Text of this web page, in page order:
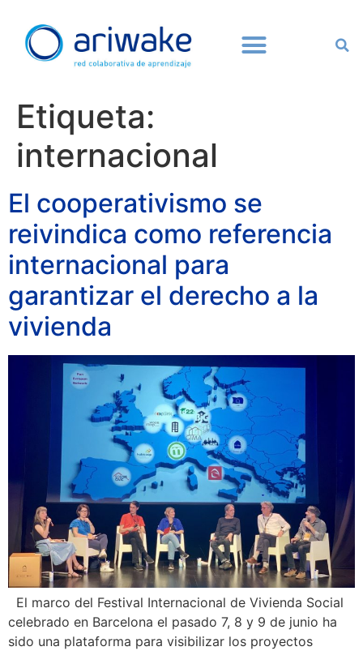
Etiqueta:
internacional
El cooperativismo se
reivindica como referencia
internacional para
garantizar el derecho a la
vivienda
El marco del Festival Internacional de Vivienda Social
celebrado en Barcelona el pasado 7, 8 y 9 de junio ha
sido una plataforma para visibilizar los proyectos